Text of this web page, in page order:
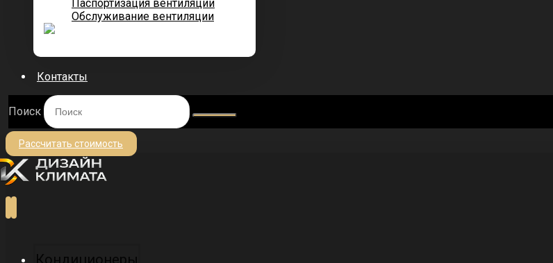
Паспортизация вентиляции
Обслуживание вентиляции
Контакты
Поиск
Рассчитать стоимость
Кондиционеры